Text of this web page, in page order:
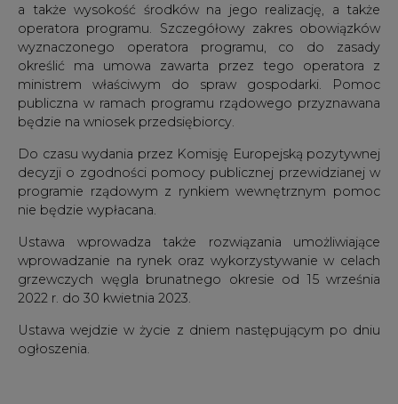
a także wysokość środków na jego realizację, a także
operatora programu. Szczegółowy zakres obowiązków
wyznaczonego operatora programu, co do zasady
określić ma umowa zawarta przez tego operatora z
ministrem właściwym do spraw gospodarki. Pomoc
publiczna w ramach programu rządowego przyznawana
będzie na wniosek przedsiębiorcy.
Do czasu wydania przez Komisję Europejską pozytywnej
decyzji o zgodności pomocy publicznej przewidzianej w
programie rządowym z rynkiem wewnętrznym pomoc
nie będzie wypłacana.
Ustawa wprowadza także rozwiązania umożliwiające
wprowadzanie na rynek oraz wykorzystywanie w celach
grzewczych węgla brunatnego okresie od 15 września
2022 r. do 30 kwietnia 2023.
Ustawa wejdzie w życie z dniem następującym po dniu
ogłoszenia.